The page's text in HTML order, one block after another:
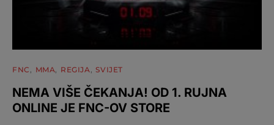
FNC MMA REGIJA SVIJET
NEMA VIŠE ČEKANJA! OD 1. RUJNA
ONLINE JE FNC-OV STORE